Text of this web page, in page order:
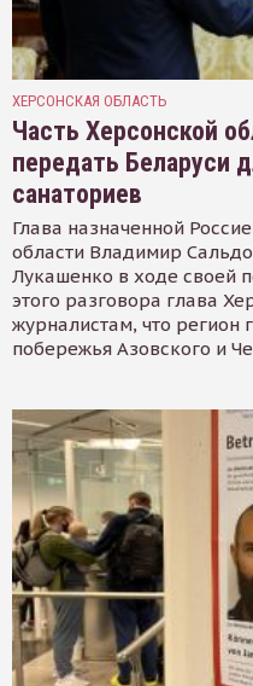
ХЕРСОНСКАЯ ОБЛАСТЬ
Часть Херсонской
передать Беларуси
санаториев
Глава назначенной
области Владимир
Лукашенко в ходе своей
этого разговора глава
журналистам, что регион
побережья Азовского и